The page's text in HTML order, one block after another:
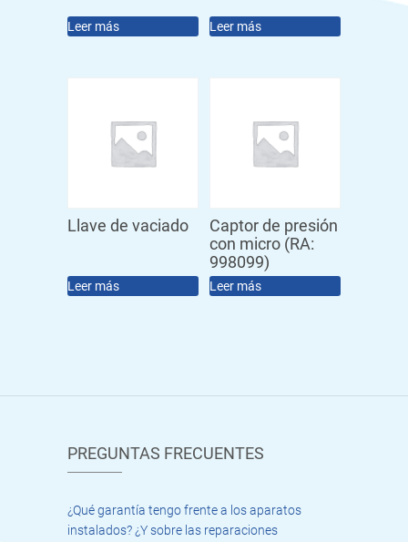
Leer más Leer más
Llave de vaciado
Leer más
Captor de presión
con micro (RA:
998099)
Leer más
PREGUNTAS FRECUENTES
¿Qué garantía tengo frente a los aparatos
instalados? ¿Y sobre las reparaciones